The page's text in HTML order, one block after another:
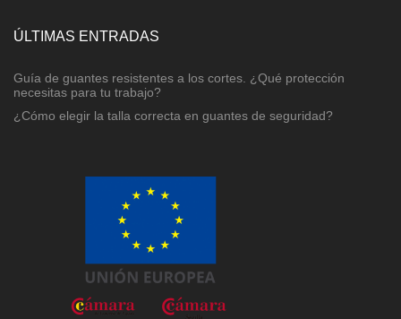
ÚLTIMAS ENTRADAS
Guía de guantes resistentes a los cortes. ¿Qué protección
necesitas para tu trabajo?
¿Cómo elegir la talla correcta en guantes de seguridad?